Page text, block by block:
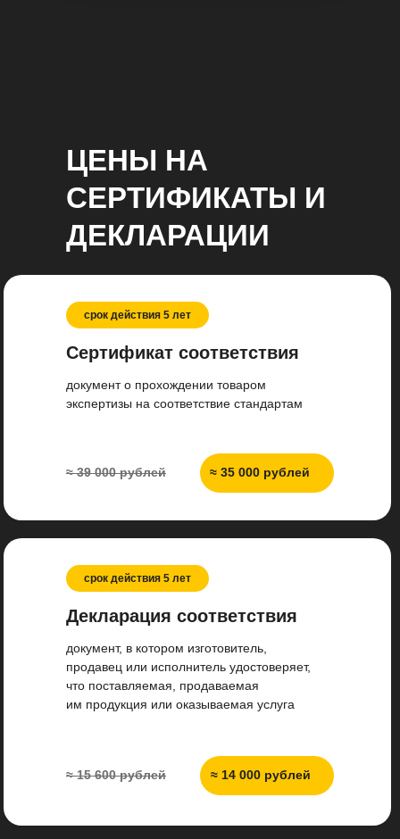
ЦЕНЫ НА
СЕРТИФИКАТЫ И
ДЕКЛАРАЦИИ
Сертификат соответствия
Декларация соответствия
≈ 35 000 рублей
срок действия 5 лет
срок действия 5 лет
≈ 14 000 рублей
≈ 39 000 рублей
≈ 15 600 рублей
документ о прохождении товаром
экспертизы на соответствие стандартам
документ, в котором изготовитель,
продавец или исполнитель удостоверяет,
что поставляемая, продаваемая
им продукция или оказываемая услуга